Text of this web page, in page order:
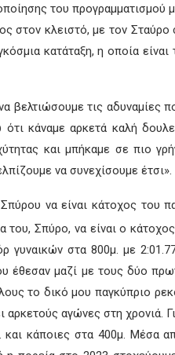
του προγραμματισμού
κλειστό, με τον Σταύρο
κατάταξη, η οποία είναι
τις αδυναμίες
κάναμε αρκετά καλή
και μπήκαμε σε πιο
να συνεχίσουμε έτσι».
να είναι κάτοχος
Σπύρο, να είναι ο
στα 800μ. με
μαζί με τους δύο
το δικό μου παγκύπριο
αγώνες στη χρονιά.
κάποιες στα 400μ. Μέσα